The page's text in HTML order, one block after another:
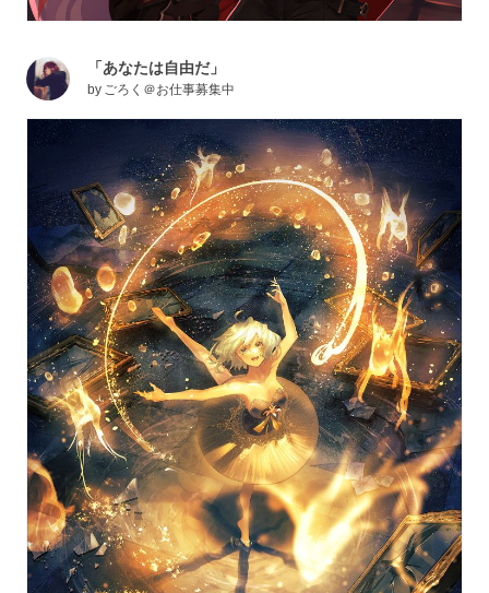
「あなたは自由だ」
by ごろく＠お仕事募集中